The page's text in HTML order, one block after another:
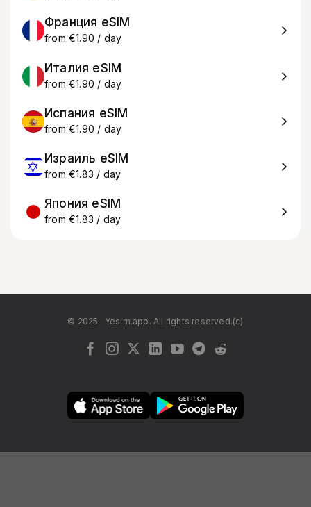
Франция eSIM
from €1.90 / day
Италия eSIM
from €1.90 / day
Испания eSIM
from €1.90 / day
Израиль eSIM
from €1.83 / day
Япония eSIM
from €1.83 / day
© 2025 Yesim.app. All rights reserved.(c)